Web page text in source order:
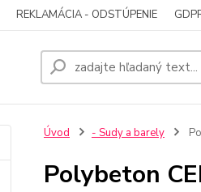
REKLAMÁCIA - ODSTÚPENIE
Úvod - Sudy a barely
Polybeton